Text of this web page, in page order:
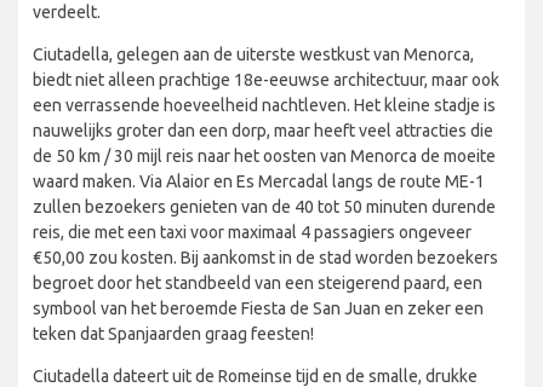
verdeelt.
Ciutadella, gelegen aan de uiterste westkust van Menorca,
biedt niet alleen prachtige 18e-eeuwse architectuur, maar ook
een verrassende hoeveelheid nachtleven. Het kleine stadje is
nauwelijks groter dan een dorp, maar heeft veel attracties die
de 50 km / 30 mijl reis naar het oosten van Menorca de moeite
waard maken. Via Alaior en Es Mercadal langs de route ME-1
zullen bezoekers genieten van de 40 tot 50 minuten durende
reis, die met een taxi voor maximaal 4 passagiers ongeveer
€50,00 zou kosten. Bij aankomst in de stad worden bezoekers
begroet door het standbeeld van een steigerend paard, een
symbool van het beroemde Fiesta de San Juan en zeker een
teken dat Spanjaarden graag feesten!
Ciutadella dateert uit de Romeinse tijd en de smalle, drukke